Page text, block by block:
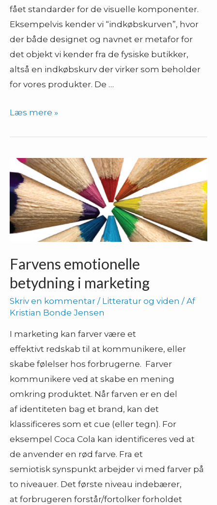
fået standarder for de visuelle komponenter.
Eksempelvis kender vi “indkøbskurven”, hvor
der både designet og navnet er metafor for
det objekt vi kender fra de fysiske butikker,
altså en indkøbskurv der virker som beholder
for vores produkter. De …
Konceptuelle
e-
commerce
Læs mere »
Farvens emotionelle
betydning i marketing
Skriv en kommentar / Litteratur og viden / Af
Kristian Bonde Jensen
I marketing kan farver være et
effektivt redskab til at kommunikere, eller
skabe følelser hos forbrugerne. Farver
kommunikere ved at skabe en mening
omkring produktet. Når farven er en del
af identiteten bag et brand, kan det
klassificeres som et cue (eller tegn). For
eksempel Coca Cola kan identificeres ved at
de anvender en rød farve. Fra et
semiotisk synspunkt arbejder vi med farver på
to niveauer. Det første niveau indebærer,
at forbrugeren forstår/fortolker forholdet